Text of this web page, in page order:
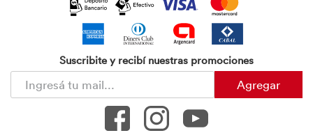
Suscribite y recibí nuestras promociones
Agregar